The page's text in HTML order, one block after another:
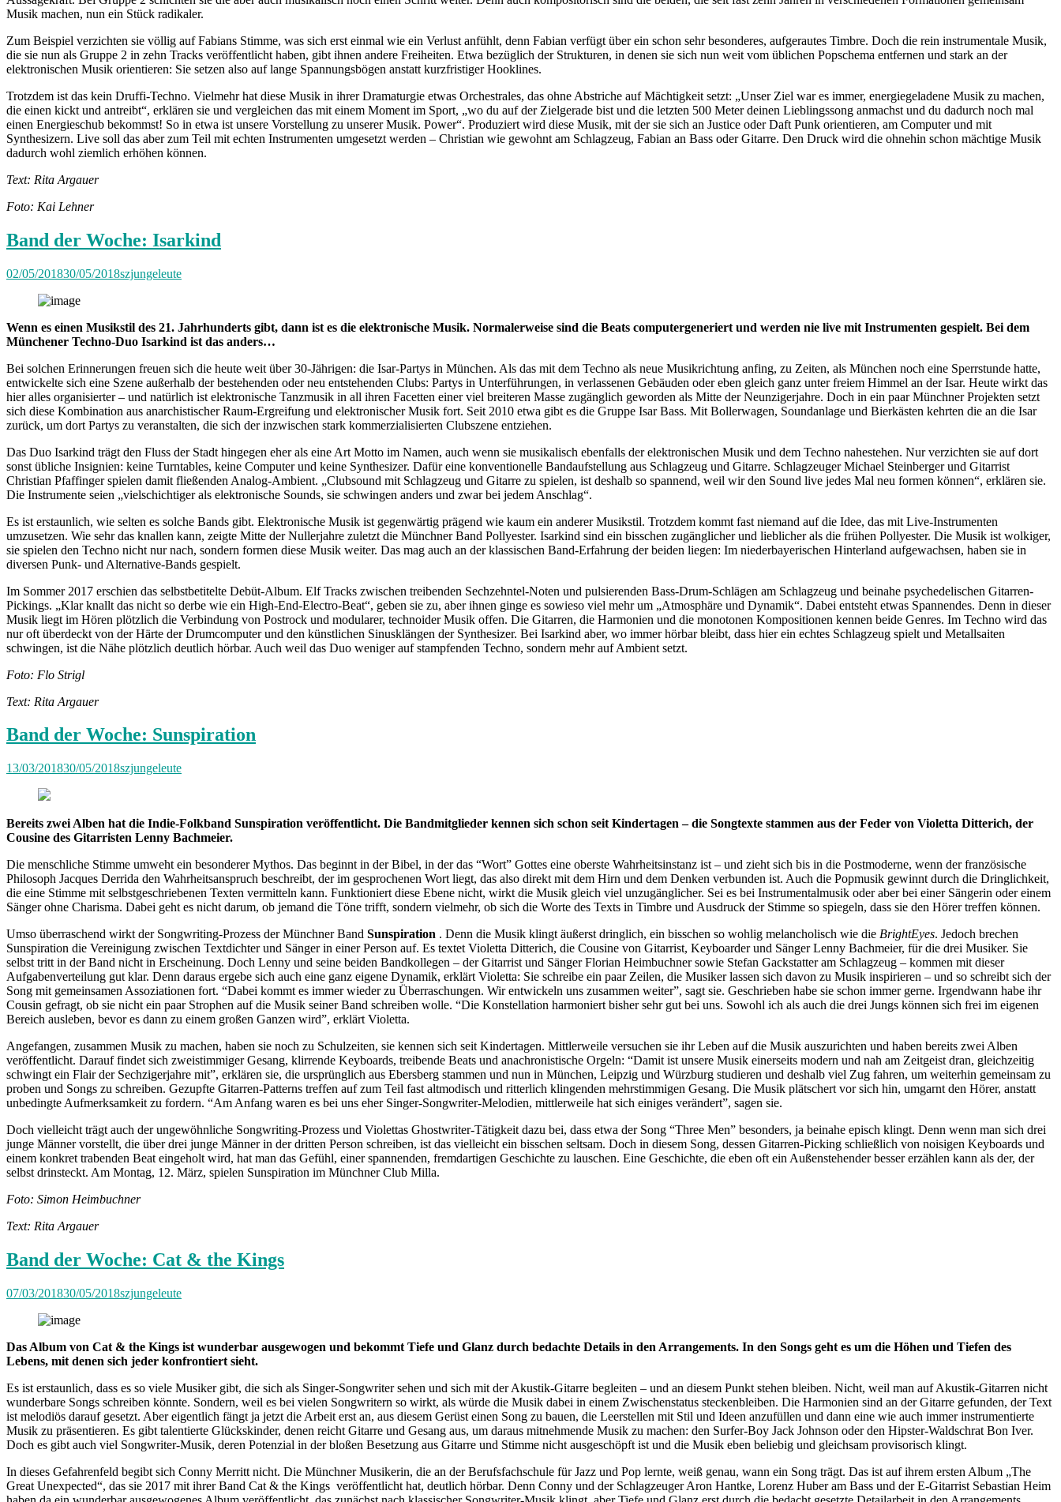
Musik machen, nun ein Stück radikaler.
Zum Beispiel verzichten sie völlig auf Fabians Stimme, was sich erst einmal wie ein Verlust anfühlt, denn Fabian verfügt über ein schon sehr besonderes, aufgerautes Timbre. Doch die rein instrumentale Musik,
die sie nun als Gruppe 2 in zehn Tracks veröffentlicht haben, gibt ihnen andere Freiheiten. Etwa bezüglich der Strukturen, in denen sie sich nun weit vom üblichen Popschema entfernen und stark an der
elektronischen Musik orientieren: Sie setzen also auf lange Spannungsbögen anstatt kurzfristiger Hooklines.
Trotzdem ist das kein Druffi-Techno. Vielmehr hat diese Musik in ihrer Dramaturgie etwas Orchestrales, das ohne Abstriche auf Mächtigkeit setzt: „Unser Ziel war es immer, energiegeladene Musik zu machen,
die einen kickt und antreibt“, erklären sie und vergleichen das mit einem Moment im Sport, „wo du auf der Zielgerade bist und die letzten 500 Meter deinen Lieblingssong anmachst und du dadurch noch mal
einen Energieschub bekommst! So in etwa ist unsere Vorstellung zu unserer Musik. Power“. Produziert wird diese Musik, mit der sie sich an Justice oder Daft Punk orientieren, am Computer und mit
Synthesizern. Live soll das aber zum Teil mit echten Instrumenten umgesetzt werden – Christian wie gewohnt am Schlagzeug, Fabian an Bass oder Gitarre. Den Druck wird die ohnehin schon mächtige Musik
dadurch wohl ziemlich erhöhen können.
Text: Rita Argauer
Foto: Kai Lehner
Band der Woche: Isarkind
02/05/201830/05/2018szjungeleute
Wenn es einen Musikstil des 21. Jahrhunderts gibt, dann ist es die elektronische Musik. Normalerweise sind die Beats computergeneriert und werden nie live mit Instrumenten gespielt. Bei dem
Münchener Techno-Duo Isarkind ist das anders…
Bei solchen Erinnerungen freuen sich die heute weit über 30-Jährigen: die Isar-Partys in München. Als das mit dem Techno als neue Musikrichtung anfing, zu Zeiten, als München noch eine Sperrstunde hatte,
entwickelte sich eine Szene außerhalb der bestehenden oder neu entstehenden Clubs: Partys in Unterführungen, in verlassenen Gebäuden oder eben gleich ganz unter freiem Himmel an der Isar. Heute wirkt das
hier alles organisierter – und natürlich ist elektronische Tanzmusik in all ihren Facetten einer viel breiteren Masse zugänglich geworden als Mitte der Neunzigerjahre. Doch in ein paar Münchner Projekten setzt
sich diese Kombination aus anarchistischer Raum-Ergreifung und elektronischer Musik fort. Seit 2010 etwa gibt es die Gruppe Isar Bass. Mit Bollerwagen, Soundanlage und Bierkästen kehrten die an die Isar
zurück, um dort Partys zu veranstalten, die sich der inzwischen stark kommerzialisierten Clubszene entziehen.
Das Duo Isarkind trägt den Fluss der Stadt hingegen eher als eine Art Motto im Namen, auch wenn sie musikalisch ebenfalls der elektronischen Musik und dem Techno nahestehen. Nur verzichten sie auf dort
sonst übliche Insignien: keine Turntables, keine Computer und keine Synthesizer. Dafür eine konventionelle Bandaufstellung aus Schlagzeug und Gitarre. Schlagzeuger Michael Steinberger und Gitarrist
Christian Pfaffinger spielen damit fließenden Analog-Ambient. „Clubsound mit Schlagzeug und Gitarre zu spielen, ist deshalb so spannend, weil wir den Sound live jedes Mal neu formen können“, erklären sie.
Die Instrumente seien „vielschichtiger als elektronische Sounds, sie schwingen anders und zwar bei jedem Anschlag“.
Es ist erstaunlich, wie selten es solche Bands gibt. Elektronische Musik ist gegenwärtig prägend wie kaum ein anderer Musikstil. Trotzdem kommt fast niemand auf die Idee, das mit Live-Instrumenten
umzusetzen. Wie sehr das knallen kann, zeigte Mitte der Nullerjahre zuletzt die Münchner Band Pollyester. Isarkind sind ein bisschen zugänglicher und lieblicher als die frühen Pollyester. Die Musik ist wolkiger,
sie spielen den Techno nicht nur nach, sondern formen diese Musik weiter. Das mag auch an der klassischen Band-Erfahrung der beiden liegen: Im niederbayerischen Hinterland aufgewachsen, haben sie in
diversen Punk- und Alternative-Bands gespielt.
Im Sommer 2017 erschien das selbstbetitelte Debüt-Album. Elf Tracks zwischen treibenden Sechzehntel-Noten und pulsierenden Bass-Drum-Schlägen am Schlagzeug und beinahe psychedelischen Gitarren-
Pickings. „Klar knallt das nicht so derbe wie ein High-End-Electro-Beat“, geben sie zu, aber ihnen ginge es sowieso viel mehr um „Atmosphäre und Dynamik“. Dabei entsteht etwas Spannendes. Denn in dieser
Musik liegt im Hören plötzlich die Verbindung von Postrock und modularer, technoider Musik offen. Die Gitarren, die Harmonien und die monotonen Kompositionen kennen beide Genres. Im Techno wird das
nur oft überdeckt von der Härte der Drumcomputer und den künstlichen Sinusklängen der Synthesizer. Bei Isarkind aber, wo immer hörbar bleibt, dass hier ein echtes Schlagzeug spielt und Metallsaiten
schwingen, ist die Nähe plötzlich deutlich hörbar. Auch weil das Duo weniger auf stampfenden Techno, sondern mehr auf Ambient setzt.
Foto: Flo Strigl
Text: Rita Argauer
Band der Woche: Sunspiration
13/03/201830/05/2018szjungeleute
Bereits zwei Alben hat die Indie-Folkband Sunspiration veröffentlicht. Die Bandmitglieder kennen sich schon seit Kindertagen – die Songtexte stammen aus der Feder von Violetta Ditterich, der
Cousine des Gitarristen Lenny Bachmeier.
Die menschliche Stimme umweht ein besonderer Mythos. Das beginnt in der Bibel, in der das “Wort” Gottes eine oberste Wahrheitsinstanz ist – und zieht sich bis in die Postmoderne, wenn der französische
Philosoph Jacques Derrida den Wahrheitsanspruch beschreibt, der im gesprochenen Wort liegt, das also direkt mit dem Hirn und dem Denken verbunden ist. Auch die Popmusik gewinnt durch die Dringlichkeit,
die eine Stimme mit selbstgeschriebenen Texten vermitteln kann. Funktioniert diese Ebene nicht, wirkt die Musik gleich viel unzugänglicher. Sei es bei Instrumentalmusik oder aber bei einer Sängerin oder einem
Sänger ohne Charisma. Dabei geht es nicht darum, ob jemand die Töne trifft, sondern vielmehr, ob sich die Worte des Texts in Timbre und Ausdruck der Stimme so spiegeln, dass sie den Hörer treffen können.
Umso überraschend wirkt der Songwriting-Prozess der Münchner Band Sunspiration . Denn die Musik klingt äußerst dringlich, ein bisschen so wohlig melancholisch wie die BrightEyes. Jedoch brechen
Sunspiration die Vereinigung zwischen Textdichter und Sänger in einer Person auf. Es textet Violetta Ditterich, die Cousine von Gitarrist, Keyboarder und Sänger Lenny Bachmeier, für die drei Musiker. Sie
selbst tritt in der Band nicht in Erscheinung. Doch Lenny und seine beiden Bandkollegen – der Gitarrist und Sänger Florian Heimbuchner sowie Stefan Gackstatter am Schlagzeug – kommen mit dieser
Aufgabenverteilung gut klar. Denn daraus ergebe sich auch eine ganz eigene Dynamik, erklärt Violetta: Sie schreibe ein paar Zeilen, die Musiker lassen sich davon zu Musik inspirieren – und so schreibt sich der
Song mit gemeinsamen Assoziationen fort. “Dabei kommt es immer wieder zu Überraschungen. Wir entwickeln uns zusammen weiter”, sagt sie. Geschrieben habe sie schon immer gerne. Irgendwann habe ihr
Cousin gefragt, ob sie nicht ein paar Strophen auf die Musik seiner Band schreiben wolle. “Die Konstellation harmoniert bisher sehr gut bei uns. Sowohl ich als auch die drei Jungs können sich frei im eigenen
Bereich ausleben, bevor es dann zu einem großen Ganzen wird”, erklärt Violetta.
Angefangen, zusammen Musik zu machen, haben sie noch zu Schulzeiten, sie kennen sich seit Kindertagen. Mittlerweile versuchen sie ihr Leben auf die Musik auszurichten und haben bereits zwei Alben
veröffentlicht. Darauf findet sich zweistimmiger Gesang, klirrende Keyboards, treibende Beats und anachronistische Orgeln: “Damit ist unsere Musik einerseits modern und nah am Zeitgeist dran, gleichzeitig
schwingt ein Flair der Sechzigerjahre mit”, erklären sie, die ursprünglich aus Ebersberg stammen und nun in München, Leipzig und Würzburg studieren und deshalb viel Zug fahren, um weiterhin gemeinsam zu
proben und Songs zu schreiben. Gezupfte Gitarren-Patterns treffen auf zum Teil fast altmodisch und ritterlich klingenden mehrstimmigen Gesang. Die Musik plätschert vor sich hin, umgarnt den Hörer, anstatt
unbedingte Aufmerksamkeit zu fordern. “Am Anfang waren es bei uns eher Singer-Songwriter-Melodien, mittlerweile hat sich einiges verändert”, sagen sie.
Doch vielleicht trägt auch der ungewöhnliche Songwriting-Prozess und Violettas Ghostwriter-Tätigkeit dazu bei, dass etwa der Song “Three Men” besonders, ja beinahe episch klingt. Denn wenn man sich drei
junge Männer vorstellt, die über drei junge Männer in der dritten Person schreiben, ist das vielleicht ein bisschen seltsam. Doch in diesem Song, dessen Gitarren-Picking schließlich von noisigen Keyboards und
einem konkret trabenden Beat eingeholt wird, hat man das Gefühl, einer spannenden, fremdartigen Geschichte zu lauschen. Eine Geschichte, die eben oft ein Außenstehender besser erzählen kann als der, der
selbst drinsteckt. Am Montag, 12. März, spielen Sunspiration im Münchner Club Milla.
Foto: Simon Heimbuchner
Text: Rita Argauer
Band der Woche: Cat & the Kings
07/03/201830/05/2018szjungeleute
Das Album von Cat & the Kings ist wunderbar ausgewogen und bekommt Tiefe und Glanz durch bedachte Details in den Arrangements. In den Songs geht es um die Höhen und Tiefen des
Lebens, mit denen sich jeder konfrontiert sieht.
Es ist erstaunlich, dass es so viele Musiker gibt, die sich als Singer-Songwriter sehen und sich mit der Akustik-Gitarre begleiten – und an diesem Punkt stehen bleiben. Nicht, weil man auf Akustik-Gitarren nicht
wunderbare Songs schreiben könnte. Sondern, weil es bei vielen Songwritern so wirkt, als würde die Musik dabei in einem Zwischenstatus steckenbleiben. Die Harmonien sind an der Gitarre gefunden, der Text
ist melodiös darauf gesetzt. Aber eigentlich fängt ja jetzt die Arbeit erst an, aus diesem Gerüst einen Song zu bauen, die Leerstellen mit Stil und Ideen anzufüllen und dann eine wie auch immer instrumentierte
Musik zu präsentieren. Es gibt talentierte Glückskinder, denen reicht Gitarre und Gesang aus, um daraus mitnehmende Musik zu machen: den Surfer-Boy Jack Johnson oder den Hipster-Waldschrat Bon Iver.
Doch es gibt auch viel Songwriter-Musik, deren Potenzial in der bloßen Besetzung aus Gitarre und Stimme nicht ausgeschöpft ist und die Musik eben beliebig und gleichsam provisorisch klingt.
In dieses Gefahrenfeld begibt sich Conny Merritt nicht. Die Münchner Musikerin, die an der Berufsfachschule für Jazz und Pop lernte, weiß genau, wann ein Song trägt. Das ist auf ihrem ersten Album „The
Great Unexpected“, das sie 2017 mit ihrer Band Cat & the Kings veröffentlicht hat, deutlich hörbar. Denn Conny und der Schlagzeuger Aron Hantke, Lorenz Huber am Bass und der E-Gitarrist Sebastian Heim